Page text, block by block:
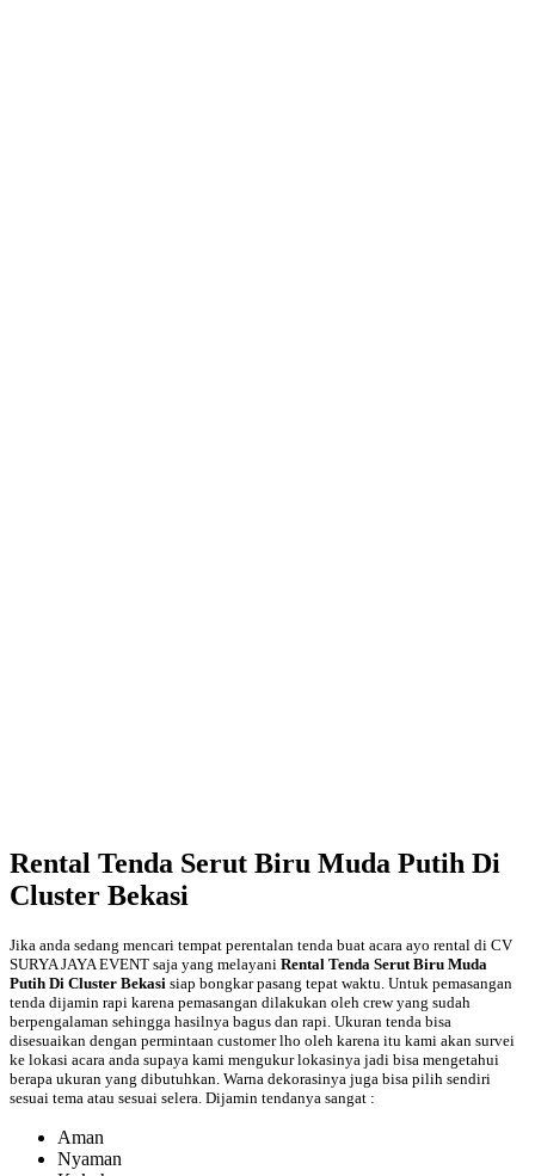
Rental Tenda Serut Biru Muda Putih Di
Cluster Bekasi
Jika anda sedang mencari tempat perentalan tenda buat acara ayo rental di CV
SURYA JAYA EVENT saja yang melayani Rental Tenda Serut Biru Muda
Putih Di Cluster Bekasi siap bongkar pasang tepat waktu. Untuk pemasangan
tenda dijamin rapi karena pemasangan dilakukan oleh crew yang sudah
berpengalaman sehingga hasilnya bagus dan rapi. Ukuran tenda bisa
disesuaikan dengan permintaan customer lho oleh karena itu kami akan survei
ke lokasi acara anda supaya kami mengukur lokasinya jadi bisa mengetahui
berapa ukuran yang dibutuhkan. Warna dekorasinya juga bisa pilih sendiri
sesuai tema atau sesuai selera. Dijamin tendanya sangat :
Aman
Nyaman